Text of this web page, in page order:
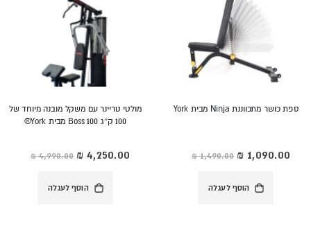
ספת כושר מתכווננת Ninja מבית York
‏1,490.00 ₪ מחיר
מיוחד
הוסף לעגלה
מולטי טריינר עם משקל מובנה מיוחד של
100 ק״ג Boss 100 מבית York®
‏4,990.00 ₪ מחיר
מיוחד
הוסף לעגלה